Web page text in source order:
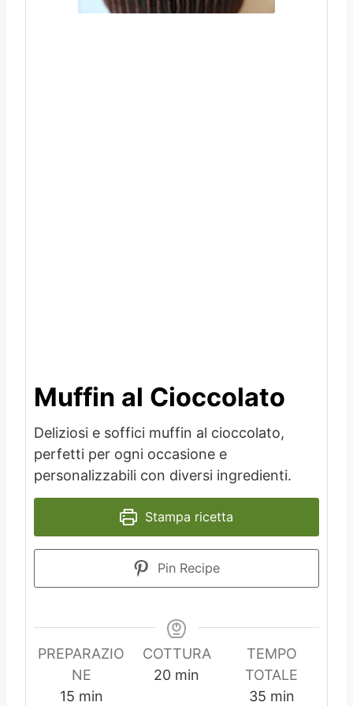
Muffin al Cioccolato
Deliziosi e soffici muffin al cioccolato,
perfetti per ogni occasione e
personalizzabili con diversi ingredienti.
Stampa ricetta
Pin Recipe
PREPARAZIO
NE
15mmin
COTTURA
20mmin
TEMPO
TOTALE
35mmin